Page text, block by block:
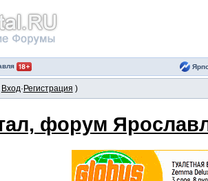
Вход· Регистрация )
форум